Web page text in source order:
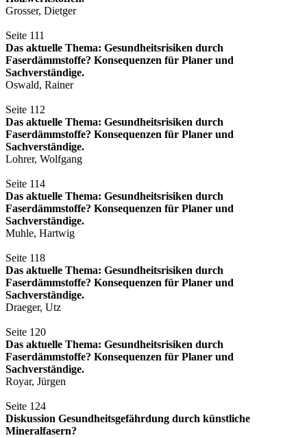
Grosser, Dietger
Seite 111
Das aktuelle Thema: Gesundheitsrisiken durch
Faserdämmstoffe? Konsequenzen für Planer und
Sachverständige.
Oswald, Rainer
Seite 112
Das aktuelle Thema: Gesundheitsrisiken durch
Faserdämmstoffe? Konsequenzen für Planer und
Sachverständige.
Lohrer, Wolfgang
Seite 114
Das aktuelle Thema: Gesundheitsrisiken durch
Faserdämmstoffe? Konsequenzen für Planer und
Sachverständige.
Muhle, Hartwig
Seite 118
Das aktuelle Thema: Gesundheitsrisiken durch
Faserdämmstoffe? Konsequenzen für Planer und
Sachverständige.
Draeger, Utz
Seite 120
Das aktuelle Thema: Gesundheitsrisiken durch
Faserdämmstoffe? Konsequenzen für Planer und
Sachverständige.
Royar, Jürgen
Seite 124
Diskussion Gesundheitsgefährdung durch künstliche
Mineralfasern?